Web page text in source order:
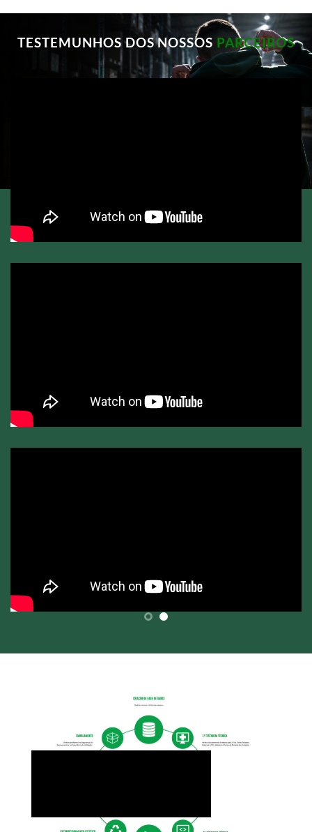
TESTEMUNHOS DOS NOSSOS PARCEIROS